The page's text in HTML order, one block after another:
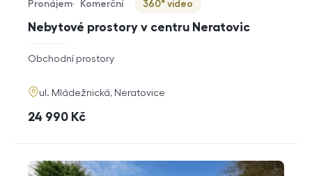
Nebytové prostory v centru Neratovic
Typ nabídky
Pronájem
Typ nemovitosti
Komerční
Virtuální prohlídka
360° video
rozměry
dispozice
Obchodní prostory
adresa
ul. Mládežnická, Neratovice
cena
24 990 Kč